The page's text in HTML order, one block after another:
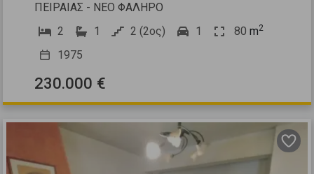
ΠΕΙΡΑΙΑΣ - ΝΕΟ ΦΑΛΗΡΟ
2
1 2 (2ος) 1 80 m2
1975
230.000 €